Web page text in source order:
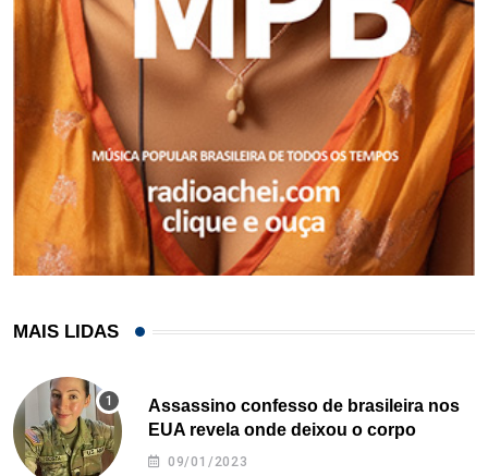
MAIS LIDAS
Assassino confesso de brasileira nos
EUA revela onde deixou o corpo
09/01/2023